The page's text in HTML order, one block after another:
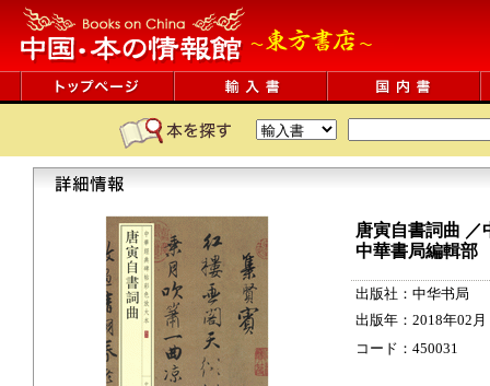
唐寅自書詞曲 ／
中華書局編輯
出版社：中华书局
出版年：2018年02月
コード：450031